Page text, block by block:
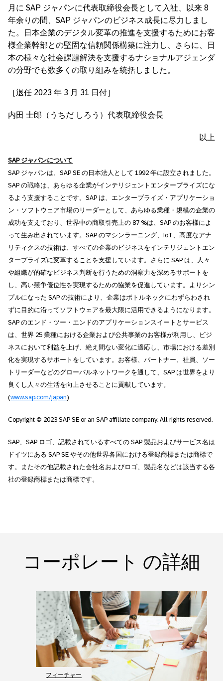
月に SAP ジャパンに代表取締役会長として入社、以来 8
年余りの間、SAP ジャパンのビジネス成長に尽力しまし
た。日本企業のデジタル変革の推進を支援するためにお客
様企業幹部との堅固な信頼関係構築に注力し、さらに、日
本の様々な社会課題解決を支援するナショナルアジェンダ
の分野でも数多くの取り組みを統括しました。
［退任 2023 年 3 月 31 日付］
内田 士郎（うちだ しろう）代表取締役会長
以上
SAP ジャパンについて
SAP ジャパンは、SAP SE の日本法人として 1992 年に設立されました。
SAP の戦略は、あらゆる企業がインテリジェントエンタープライズにな
るよう支援することです。SAP は、エンタープライズ・アプリケーショ
ン・ソフトウェア市場のリーダーとして、あらゆる業種・規模の企業の
成功を支えており、世界中の商取引売上の 87 %は、SAP のお客様によ
って生み出されています。SAP のマシンラーニング、IoT、高度なアナ
リティクスの技術は、すべての企業のビジネスをインテリジェントエン
タープライズに変革することを支援しています。さらに SAP は、人々
や組織が的確なビジネス判断を行うための洞察力を深めるサポートを
し、高い競争優位性を実現するための協業を促進しています。よりシン
プルになった SAP の技術により、企業はボトルネックにわずらわされ
ずに目的に沿ってソフトウェアを最大限に活用できるようになります。
SAP のエンド・ツー・エンドのアプリケーションスイートとサービス
は、世界 25 業種における企業および公共事業のお客様が利用し、ビジ
ネスにおいて利益を上げ、絶え間ない変化に適応し、市場における差別
化を実現するサポートをしています。お客様、パートナー、社員、ソー
トリーダーなどのグローバルネットワークを通して、SAP は世界をより
良くし人々の生活を向上させることに貢献しています。
(www.sap.com/japan)
Copyright © 2023 SAP SE or an SAP affiliate company. All rights reserved.
SAP、SAP ロゴ、記載されているすべての SAP 製品およびサービス名は
ドイツにある SAP SE やその他世界各国における登録商標または商標で
す。またその他記載された会社名およびロゴ、製品名などは該当する各
社の登録商標または商標です。
コーポレート の詳細
フィーチャー